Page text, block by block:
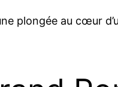
plongée au cœur